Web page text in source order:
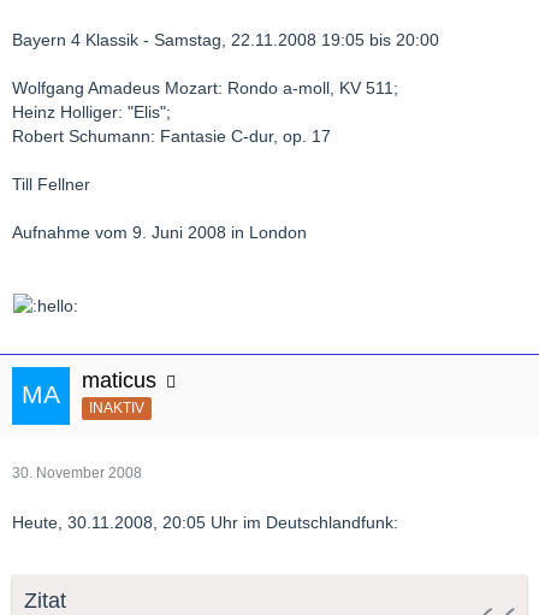
Bayern 4 Klassik - Samstag, 22.11.2008 19:05 bis 20:00
Wolfgang Amadeus Mozart: Rondo a-moll, KV 511;
Heinz Holliger: "Elis";
Robert Schumann: Fantasie C-dur, op. 17
Till Fellner
Aufnahme vom 9. Juni 2008 in London
maticus
INAKTIV
30. November 2008
Heute, 30.11.2008, 20:05 Uhr im Deutschlandfunk:
Zitat